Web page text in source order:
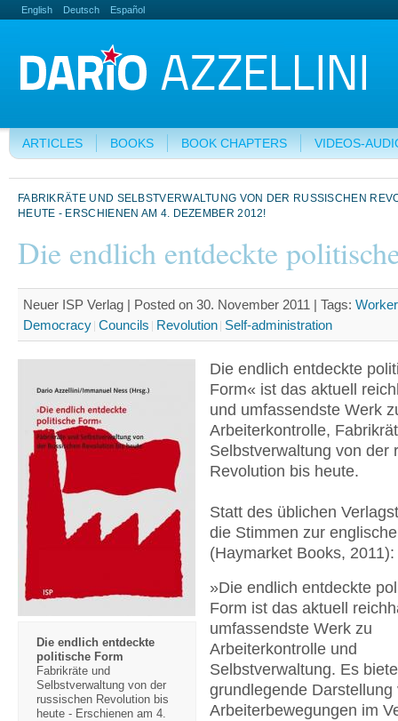
English Deutsch Español
ARTICLES BOOKS BOOK CHAPTERS VIDEOS-
FABRIKRÄTE UND SELBSTVERWALTUNG VON DER RUSSISCHEN
HEUTE - ERSCHIENEN AM 4. DEZEMBER 2012!
Die endlich entdeckte
Neuer ISP Verlag | Posted on 30. November 2011 | Tags:
Democracy Councils Revolution Self-administration
Die endlich entdeckte
politische Form
Fabrikräte und
Selbstverwaltung von der
russischen Revolution bis
heute - Erschienen am 4.
Die endlich entdeckte
Form« ist das aktuell
und umfassendste Werk
Arbeiterkontrolle,
Selbstverwaltung von der
Revolution bis heute.
Statt des üblichen
die Stimmen zur
(Haymarket Books, 2011):
»Die endlich entdeckte
Form ist das aktuell
umfassendste Werk zu
Arbeiterkontrolle und
Selbstverwaltung. Es
grundlegende Darstellung
Arbeiterbewegungen im